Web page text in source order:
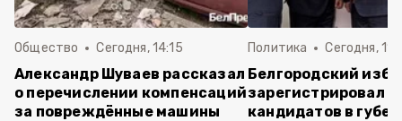
Общество Сегодня, 14:15
Александр Шуваев рассказал
о перечислении компенсаций
за повреждённые машины
Политика Сегодня,
Белгородский
зарегистрировал
кандидатов в